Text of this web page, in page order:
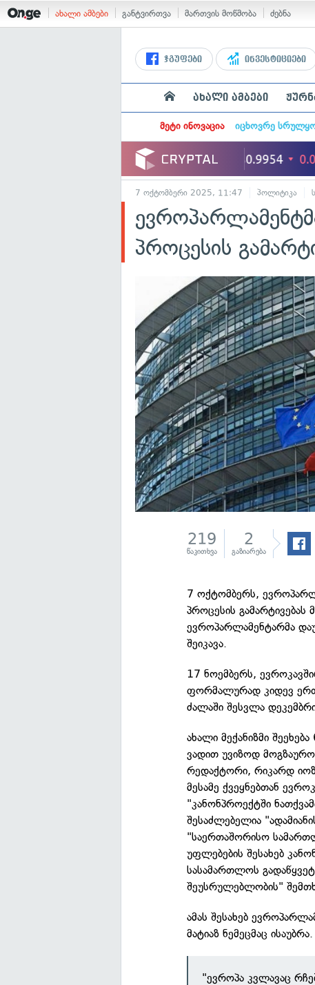
ახალი ამბები განტვირთვა მართვის მოწმობა ძებნა
ჯგუფები ინვესტიციები
ახალი ამბები
მეტი ინოვაცია იცხოვრე
7 ოქტომბერი 2025, 11:47 პოლიტიკა
პროცესის
219
წაკითხვა
2
გაზიარება
7 ოქტომბერს,
პროცესის გამარტივებას
ევროპარლამენტარმა
შეიკავა.
17 ნოემბერს,
ფორმალურად კიდევ
ძალაში შესვლა
ახალი მექანიზმი
ვადით უვიზოდ
რედაქტორი, რიკარდ
მესამე ქვეყნებთან
"კანონპროექტში
შესაძლებელია
"საერთაშორისო
უფლებების შესახებ
სასამართლოს
შეუსრულებლობის"
ამას შესახებ
მატიაზ ნემეცმაც ისაუბრა.
"ევროპა კვლავაც